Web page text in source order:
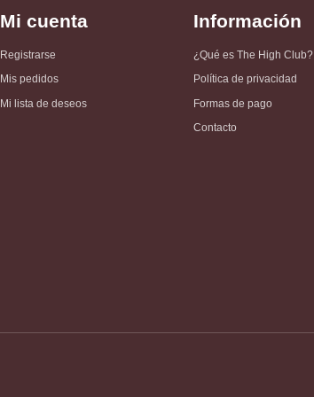
Mi cuenta
Registrarse
Mis pedidos
Mi lista de deseos
Información
¿Qué es The High Club?
Política de privacidad
Formas de pago
Contacto